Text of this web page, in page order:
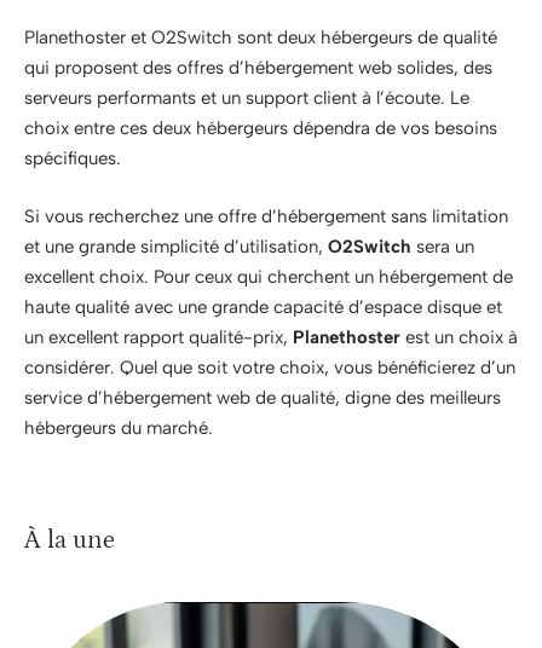
Planethoster et O2Switch sont deux hébergeurs de qualité
qui proposent des offres d’hébergement web solides, des
serveurs performants et un support client à l’écoute. Le
choix entre ces deux hébergeurs dépendra de vos besoins
spécifiques.
Si vous recherchez une offre d’hébergement sans limitation
et une grande simplicité d’utilisation, O2Switch sera un
excellent choix. Pour ceux qui cherchent un hébergement de
haute qualité avec une grande capacité d’espace disque et
un excellent rapport qualité-prix, Planethoster est un choix à
considérer. Quel que soit votre choix, vous bénéficierez d’un
service d’hébergement web de qualité, digne des meilleurs
hébergeurs du marché.
À la une